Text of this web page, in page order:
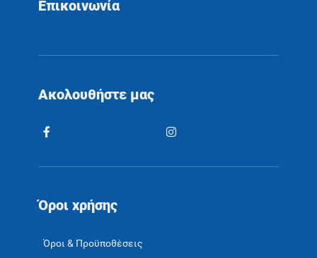
Επικοινωνία
Ακολουθήστε μας
Όροι χρήσης
Όροι & Προϋποθέσεις